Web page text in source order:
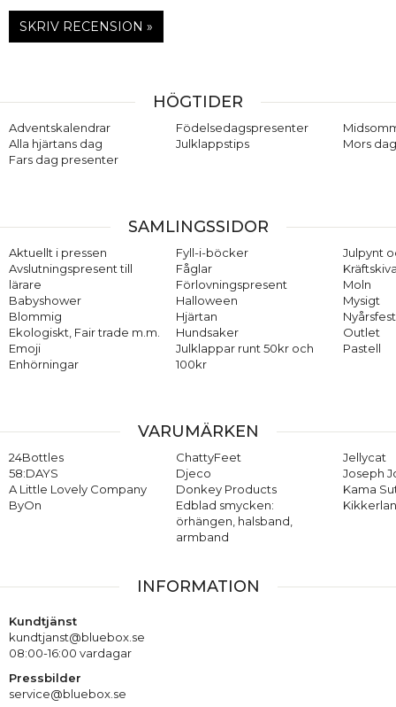
SKRIV RECENSION »
HÖGTIDER
Adventskalendrar
Alla hjärtans dag
Fars dag presenter
Födelsedagspresenter
Julklappstips
Mors
SAMLINGSSIDOR
Aktuellt i pressen
Avslutningspresent till
lärare
Babyshower
Blommig
Ekologiskt, Fair trade m.m.
Emoji
Enhörningar
Fyll-i-böcker
Fåglar
Förlovningspresent
Halloween
Hjärtan
Hundsaker
Julklappar runt 50kr och
100kr
Julpynt
Moln
Mysigt
Nyårsfest
Outlet
Pastell
VARUMÄRKEN
24Bottles
58:DAYS
A Little Lovely Company
ByOn
ChattyFeet
Djeco
Donkey Products
Edblad smycken:
örhängen, halsband,
armband
Jellycat
Joseph
Kama
INFORMATION
Kundtjänst
kundtjanst@bluebox.se
08:00-16:00 vardagar
Pressbilder
service@bluebox.se